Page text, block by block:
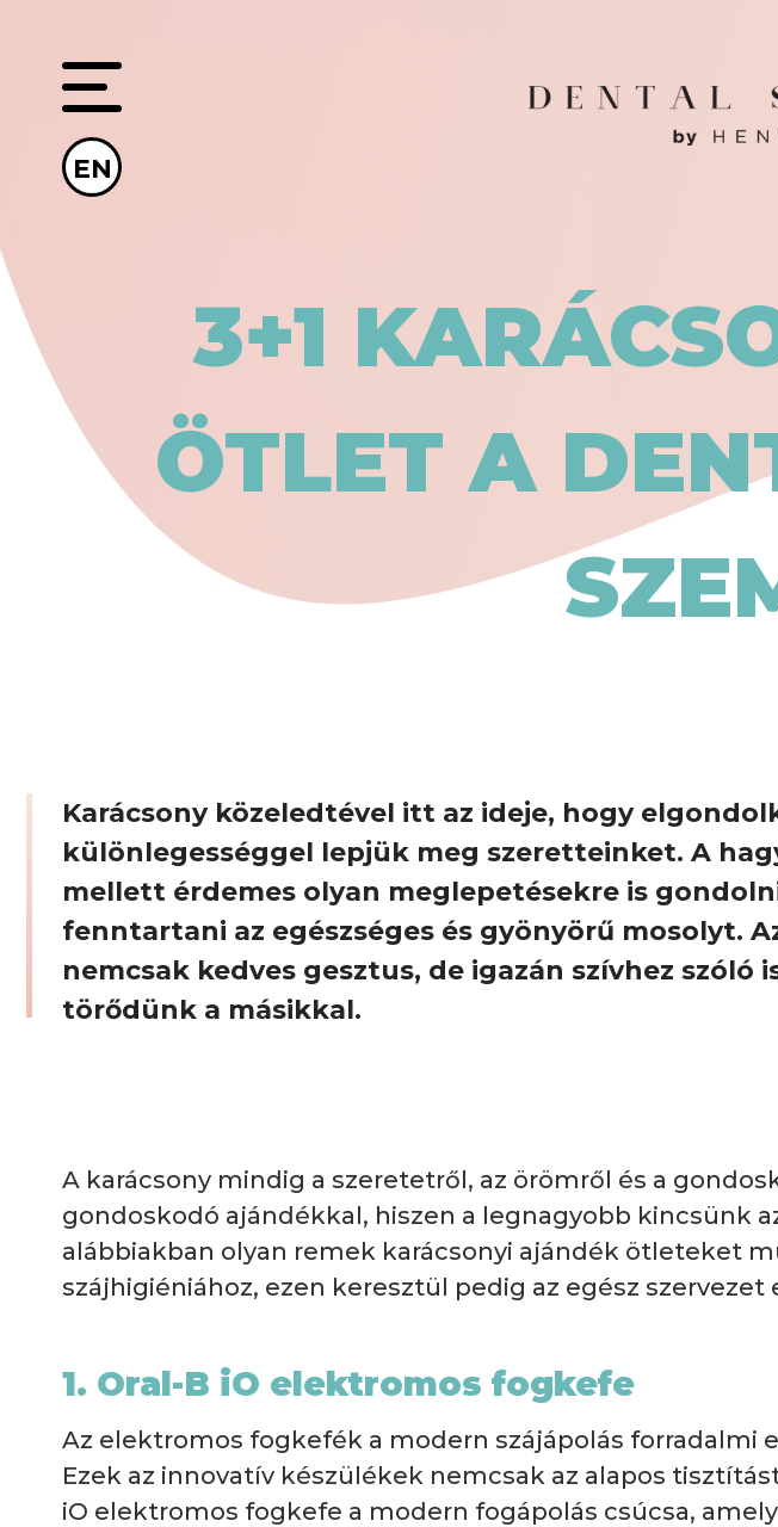
EN
3+1
ÖTLET A
Karácsony közeledtével itt az ideje, hogy
különlegességgel lepjük meg szeretteinket. A
mellett érdemes olyan meglepetésekre is
fenntartani az egészséges és gyönyörű mosolyt.
nemcsak kedves gesztus, de igazán szívhez szóló
törődünk a másikkal.
A karácsony mindig a szeretetről, az örömről és a
gondoskodó ajándékkal, hiszen a legnagyobb kincsünk
alábbiakban olyan remek karácsonyi ajándék ötleteket
szájhigiéniához, ezen keresztül pedig az egész
1. Oral-B iO elektromos fogkefe
Az elektromos fogkefék a modern szájápolás forradalmi
Ezek az innovatív készülékek nemcsak az alapos
iO elektromos fogkefe a modern fogápolás csúcsa,